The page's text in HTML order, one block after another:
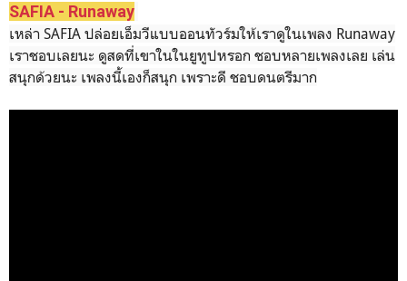
SAFIA - Runaway
เหล่า SAFIA ปล่อยเอ็มวีแบบออนทัวร์มให้เราดูในเพลง Runaway
เราชอบเลยนะ ดูสดที่เขาในในยูทูปหรอก ชอบหลายเพลงเลย เล่น
สนุกด้วยนะ เพลงนี้เองก็สนุก เพราะดี ชอบดนตรีมาก